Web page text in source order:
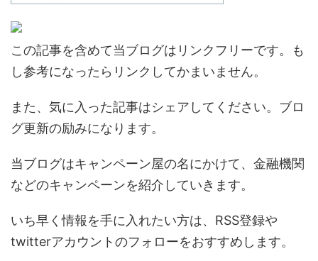
この記事を含めて当ブログはリンクフリーです。も
し参考になったらリンクしてかまいません。
また、気に入った記事はシェアしてください。ブロ
グ更新の励みになります。
当ブログはキャンペーン屋の名にかけて、金融機関
などのキャンペーンを紹介していきます。
いち早く情報を手に入れたい方は、RSS登録や
twitterアカウントのフォローをおすすめします。